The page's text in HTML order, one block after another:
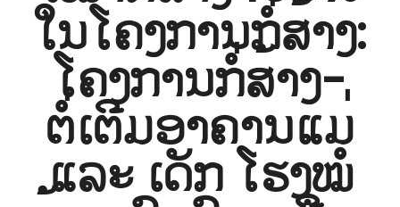
ໃນໂຄງການກໍ່ສ້າງ:
ໂຄງການກໍ່ສ້າງ-
ຕໍ່ເຕີມອາຄານແມ່
ແລະ ເດັກ ໂຮງໝໍ